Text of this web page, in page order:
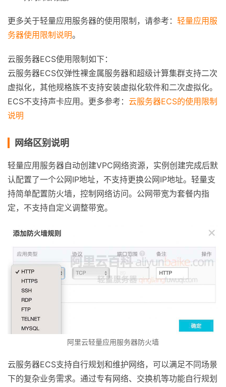
更多关于轻量应用服务器的使用限制，请参考： 轻量应用服
务器使用限制说明。
云服务器ECS使用限制如下：
云服务器ECS仅弹性裸金属服务器和超级计算集群支持二次
虚拟化，其他规格族不支持安装虚拟化软件和二次虚拟化。
ECS不支持声卡应用。更多参考： 云服务器ECS的使用限制
说明
网络区别说明
轻量应用服务器自动创建VPC网络资源，实例创建完成后默
认配置了一个公网IP地址，不支持更换公网IP地址。轻量支
持简单配置防火墙，控制网络访问。公网带宽为套餐内指
定，不支持自定义调整带宽。
阿里云轻量应用服务器防火墙
云服务器ECS支持自行规划和维护网络，可以满足不同场景
下的复杂业务需求。通过专有网络、交换机等功能自行规划